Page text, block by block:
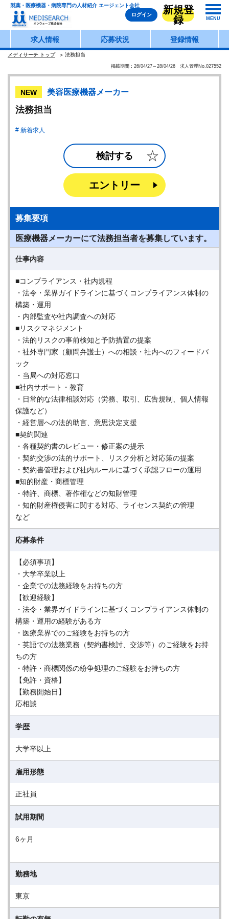
製薬・医療機器・病院専門の人材紹介 エージェント会社
ログイン
新規登
録
MENU
求人情報 応募状況 登録情報
メディサーチ トップ 法務担当
掲載期間：26/04/27～28/04/26 求人管理No.027552
NEW 美容医療機器メーカー
法務担当
新着求人
検討する
エントリー
募集要項
医療機器メーカーにて法務担当者を募集しています。
仕事内容
■コンプライアンス・社内規程
・法令・業界ガイドラインに基づくコンプライアンス体制の
構築・運用
・内部監査や社内調査への対応
■リスクマネジメント
・法的リスクの事前検知と予防措置の提案
・社外専門家（顧問弁護士）への相談・社内へのフィードバ
ック
・当局への対応窓口
■社内サポート・教育
・日常的な法律相談対応（労務、取引、広告規制、個人情報
保護など）
・経営層への法的助言、意思決定支援
■契約関連
・各種契約書のレビュー・修正案の提示
・契約交渉の法的サポート、リスク分析と対応策の提案
・契約書管理および社内ルールに基づく承認フローの運用
■知的財産・商標管理
・特許、商標、著作権などの知財管理
・知的財産権侵害に関する対応、ライセンス契約の管理
など
応募条件
【必須事項】
・大学卒業以上
・企業での法務経験をお持ちの方
【歓迎経験】
・法令・業界ガイドラインに基づくコンプライアンス体制の
構築・運用の経験がある方
・医療業界でのご経験をお持ちの方
・英語での法務業務（契約書検討、交渉等）のご経験をお持
ちの方
・特許・商標関係の紛争処理のご経験をお持ちの方
【免許・資格】
【勤務開始日】
応相談
学歴
大学卒以上
雇用形態
正社員
試用期間
6ヶ月
勤務地
東京